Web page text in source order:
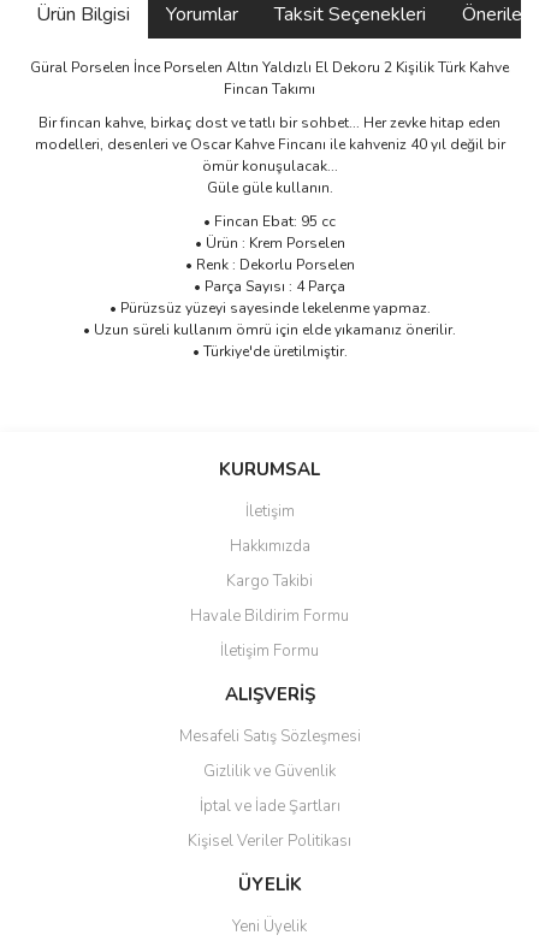
Ürün Bilgisi Yorumlar Taksit Seçenekleri
Güral Porselen İnce Porselen Altın Yaldızlı El Dekoru 2 Kişilik Türk Kahve
Fincan Takımı
Bir fincan kahve, birkaç dost ve tatlı bir sohbet... Her zevke hitap eden
modelleri, desenleri ve Oscar Kahve Fincanı ile kahveniz 40 yıl değil bir
ömür konuşulacak...
Güle güle kullanın.
• Fincan Ebat: 95 cc
• Ürün : Krem Porselen
• Renk : Dekorlu Porselen
• Parça Sayısı : 4 Parça
• Pürüzsüz yüzeyi sayesinde lekelenme yapmaz.
• Uzun süreli kullanım ömrü için elde yıkamanız önerilir.
• Türkiye'de üretilmiştir.
Bu ürüne ilk yorumu siz yapın!
Ürün resmi kalitesiz, bozuk veya görüntülenemiyor.
Ürün açıklamasında eksik bilgiler bulunuyor.
Ürün bilgilerinde hatalar bulunuyor.
Ürün fiyatı diğer sitelerden daha pahalı.
Bu ürüne benzer farklı alternatifler olmalı.
Gönder
KURUMSAL
İletişim
Hakkımızda
Kargo Takibi
Havale Bildirim Formu
İletişim Formu
ALIŞVERİŞ
Mesafeli Satış Sözleşmesi
Gizlilik ve Güvenlik
İptal ve İade Şartları
Kişisel Veriler Politikası
ÜYELİK
Yeni Üyelik